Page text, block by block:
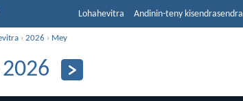
Lohahevitra Andinin-teny kisendrasendra
›2026 › Mey